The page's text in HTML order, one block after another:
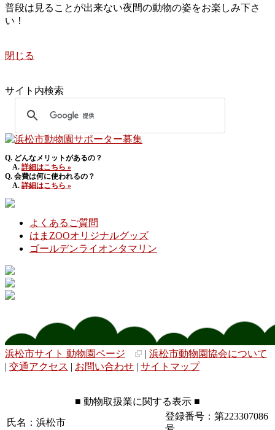
普段は見ることが出来ない夜間の動物の姿をお楽しみ下さ
い！
閉じる
サイト内検索
Q. どんなメリットがあるの？
A. 詳細はこちら »
Q. 会費は何に使われるの？
A. 詳細はこちら »
よくあるご質問
はまZOOオリジナルグッズ
ゴールデンライオンタマリン
浜松市サイト 動物園ページ | 浜松市動物園協会について
| 交通アクセス | お問い合わせ | サイトマップ
■ 動物取扱業に関する表示 ■
氏名：浜松市
登録番号：第223307086